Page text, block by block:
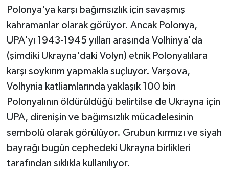
Polonya'ya karşı bağımsızlık için savaşmış
kahramanlar olarak görüyor. Ancak Polonya,
UPA'yı 1943-1945 yılları arasında Volhinya'da
(şimdiki Ukrayna'daki Volyn) etnik Polonyalılara
karşı soykırım yapmakla suçluyor. Varşova,
Volhynia katliamlarında yaklaşık 100 bin
Polonyalının öldürüldüğü belirtilse de Ukrayna için
UPA, direnişin ve bağımsızlık mücadelesinin
sembolü olarak görülüyor. Grubun kırmızı ve siyah
bayrağı bugün cephedeki Ukrayna birlikleri
tarafından sıklıkla kullanılıyor.